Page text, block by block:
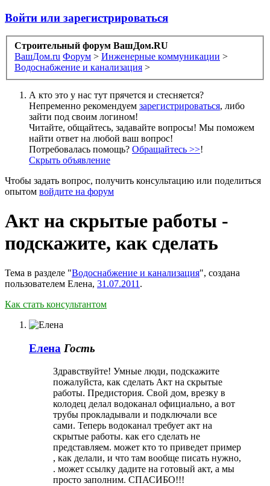
Войти или зарегистрироваться
Строительный форум ВашДом.RU
ВашДом.ru Форум > Инженерные коммуникации >
Водоснабжение и канализация >
А кто это у нас тут прячется и стесняется?
Непременно рекомендуем зарегистрироваться, либо
зайти под своим логином!
Читайте, общайтесь, задавайте вопросы! Мы поможем
найти ответ на любой ваш вопрос!
Потребовалась помощь? Обращайтесь >>!
Скрыть объявление
Чтобы задать вопрос, получить консультацию или поделиться
опытом войдите на форум
Акт на скрытые работы -
подскажите, как сделать
Тема в разделе "Водоснабжение и канализация", создана
пользователем Елена, 31.07.2011 .
Как стать консультантом
Елена Гость
Здравствуйте! Умные люди, подскажите
пожалуйста, как сделать Акт на скрытые
работы. Предистория. Свой дом, врезку в
колодец делал водоканал официально, а вот
трубы прокладывали и подключали все
сами. Теперь водоканал требует акт на
скрытые работы. как его сделать не
представляем. может кто то приведет пример
, как делали, и что там вообще писать нужно,
. может ссылку дадите на готовый акт, а мы
просто заполним. СПАСИБО!!!